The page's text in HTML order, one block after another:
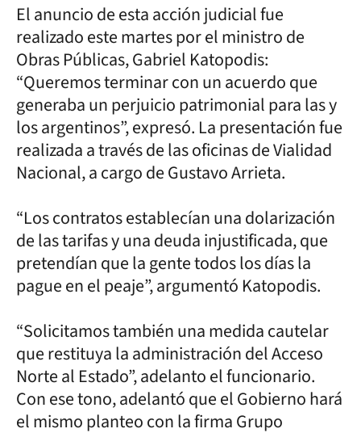
El anuncio de esta acción judicial fue
realizado este martes por el ministro de
Obras Públicas, Gabriel Katopodis:
“Queremos terminar con un acuerdo que
generaba un perjuicio patrimonial para las y
los argentinos”, expresó. La presentación fue
realizada a través de las oficinas de Vialidad
Nacional, a cargo de Gustavo Arrieta.
“Los contratos establecían una dolarización
de las tarifas y una deuda injustificada, que
pretendían que la gente todos los días la
pague en el peaje”, argumentó Katopodis.
“Solicitamos también una medida cautelar
que restituya la administración del Acceso
Norte al Estado”, adelanto el funcionario.
Con ese tono, adelantó que el Gobierno hará
el mismo planteo con la firma Grupo